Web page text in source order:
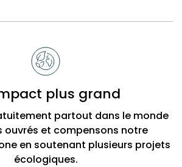
plus grand
partout dans le monde
ouvrés et compensons notre
en soutenant plusieurs projets
écologiques.